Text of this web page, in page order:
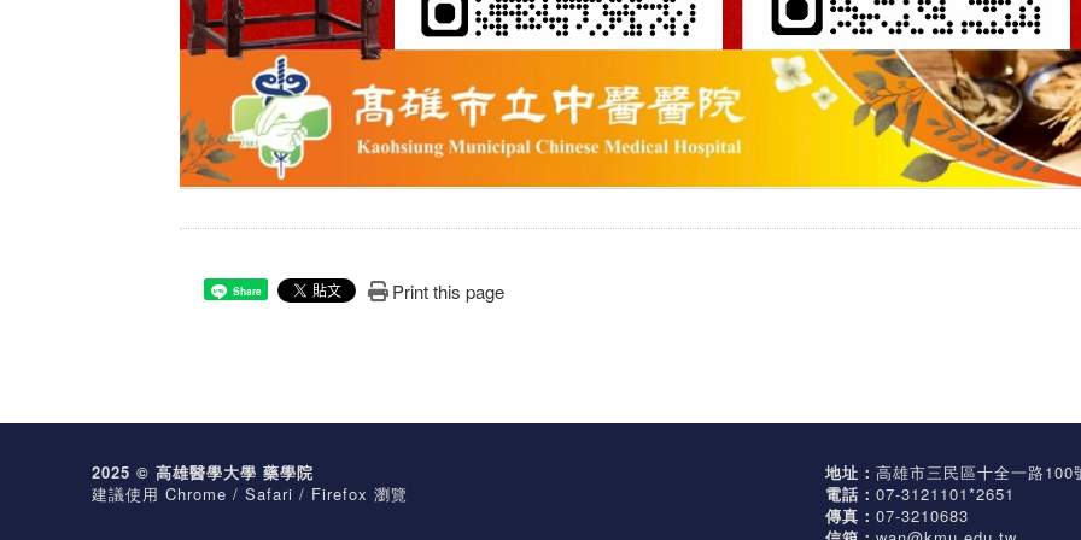
Share Print this page
2025 © 高雄醫學大學 藥學院
建議使用 Chrome / Safari / Firefox 瀏覽
地址：高雄市三民區十全一路100
電話：07-3121101*2651
傳真：07-3210683